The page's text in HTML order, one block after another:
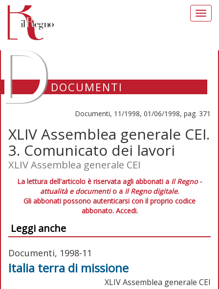
DOCUMENTI
Documenti, 11/1998, 01/06/1998, pag. 371
XLIV Assemblea generale CEI.
3. Comunicato dei lavori
XLIV Assemblea generale CEI
La lettura dell'articolo è riservata agli abbonati a Il Regno -
attualità e documentio a Il Regno digitale.
Gli abbonati possono autenticarsi con il proprio codice
abbonato. Accedi.
Leggi anche
Documenti, 1998-11
Italia terra di missione
XLIV Assemblea generale CEI